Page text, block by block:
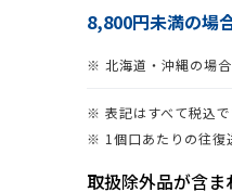
8,800円未満の場
※ 北海道・沖縄の場
※ 表記はすべて税込
※ 1個口あたりの往復
取扱除外品が含ま